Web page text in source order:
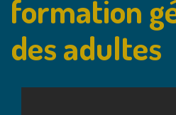
formation
des adultes